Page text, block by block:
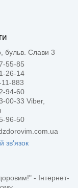
бульв. Слави 3
55-85
26-14
883
94-60
00-33 Viber,
96-50
зв'язок
- Інтернет-